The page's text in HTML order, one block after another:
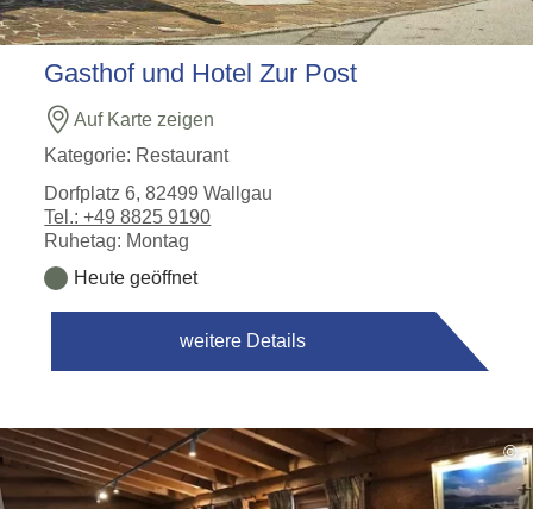
Gasthof und Hotel Zur Post
Auf Karte zeigen
Kategorie: Restaurant
Dorfplatz 6, 82499 Wallgau
Tel.: +49 8825 9190
Ruhetag: Montag
Heute geöffnet
weitere Details
©